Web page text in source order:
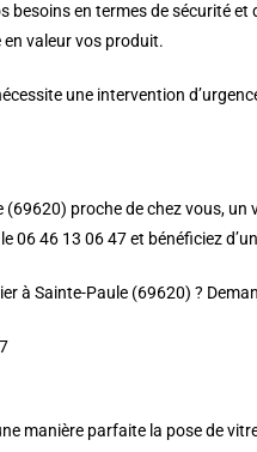
besoins en termes de sécurité
valeur vos produit.
une intervention
proche de chez vous,
06 46 13 06 47 et bénéficiez
à Sainte-Paule (69620) ?
manière parfaite la pose de